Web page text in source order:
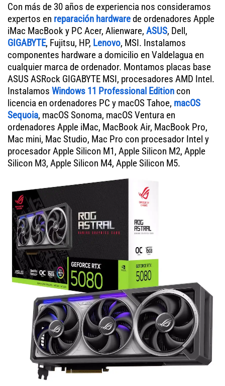
Con más de 30 años de experiencia nos consideramos
expertos en reparación hardwarede ordenadores Apple
iMac MacBook y PC Acer, Alienware, ASUS, Dell,
GIGABYTE, Fujitsu, HP, Lenovo, MSI. Instalamos
componentes hardware a domicilio en Valdelagua en
cualquier marca de ordenador. Montamos placas base
ASUS ASRock GIGABYTE MSI, procesadores AMD Intel.
Instalamos Windows 11 Professional Edition con
licencia en ordenadores PC y macOS Tahoe, macOS
Sequoia, macOS Sonoma, macOS Ventura en
ordenadores Apple iMac, MacBook Air, MacBook Pro,
Mac mini, Mac Studio, Mac Pro con procesador Intel y
procesador Apple Silicon M1, Apple Silicon M2, Apple
Silicon M3, Apple Silicon M4, Apple Silicon M5.